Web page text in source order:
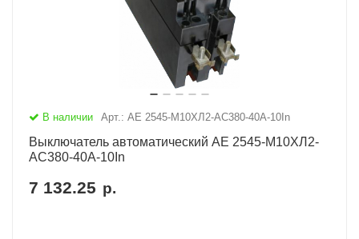
В наличии Арт.: АЕ 2545-М10ХЛ2-AC380-40А-10In
Выключатель автоматический АЕ 2545-М10ХЛ2-
AC380-40А-10In
7 132.25 р.